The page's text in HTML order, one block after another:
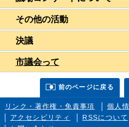
その他の活動
決議
市議会って
前のページに戻る
リンク・著作権・免責事項
個人
アクセシビリティ
RSSについて